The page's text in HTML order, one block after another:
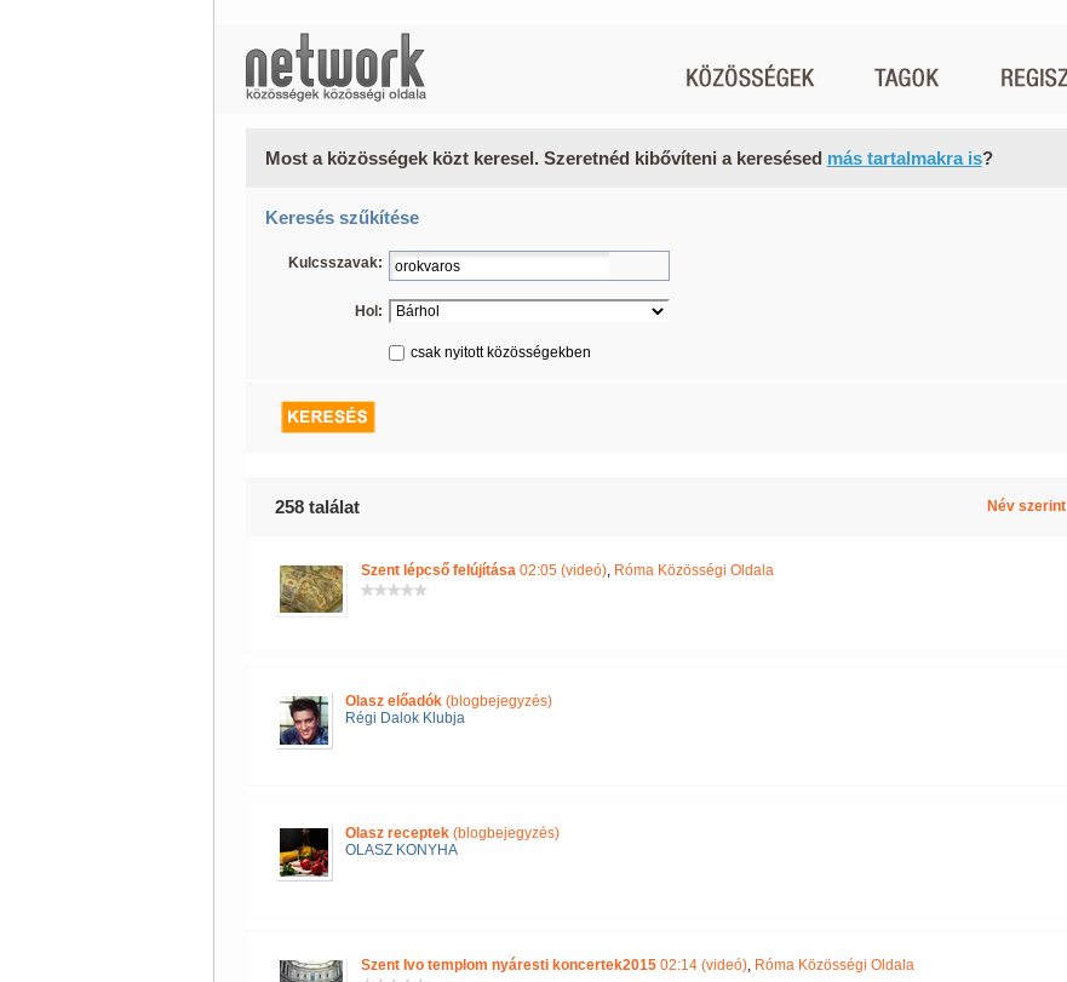
Most a közösségek közt keresel. Szeretnéd kibővíteni a keresésed más tartalmakra is?
Keresés szűkítése
Kulcsszavak:
Hol:
csak nyitott közösségekben
258 találat Név szerint
Szent lépcső felújítása02:05 (videó), Róma Közösségi Oldala
Olasz előadók(blogbejegyzés)
Régi Dalok Klubja
Olasz receptek(blogbejegyzés)
OLASZ KONYHA
Szent Ivo templom nyáresti koncertek201502:14 (videó), Róma Közösségi Oldala